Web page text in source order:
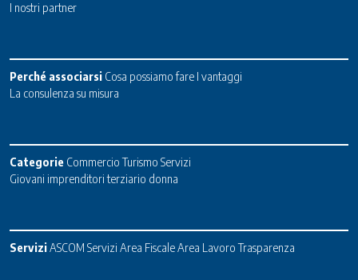
I nostri partner
Perché associarsi Cosa possiamo fare I vantaggi
La consulenza su misura
Categorie Commercio Turismo Servizi
Giovani imprenditori terziario donna
ServiziASCOM Servizi Area FiscaleArea Lavoro Trasparenza